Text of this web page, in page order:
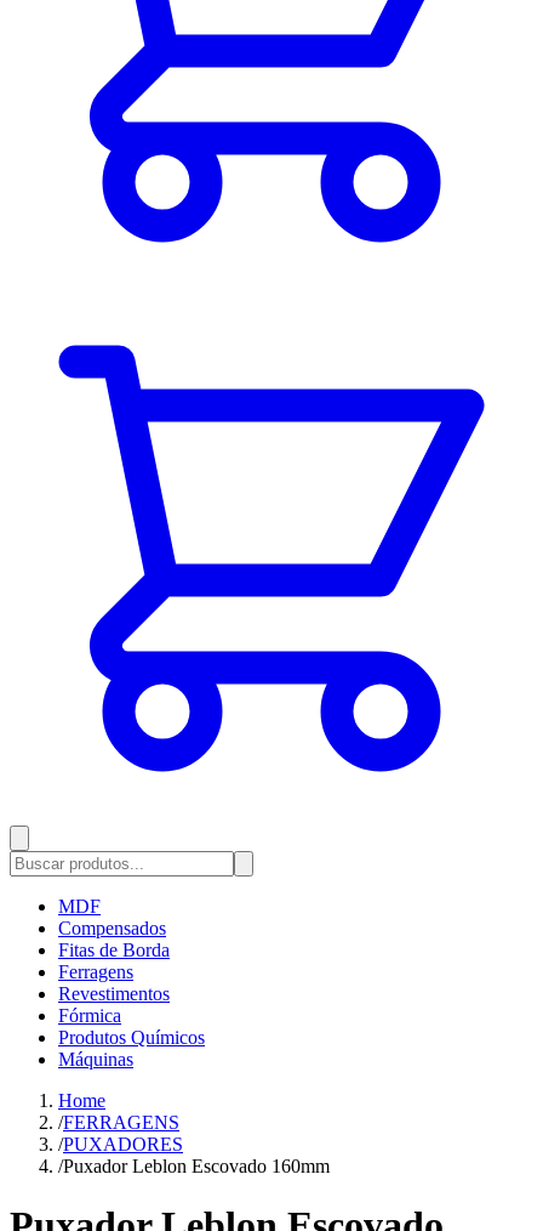
MDF
Compensados
Fitas de Borda
Ferragens
Revestimentos
Fórmica
Produtos Químicos
Máquinas
Home
/FERRAGENS
/PUXADORES
/Puxador Leblon Escovado 160mm